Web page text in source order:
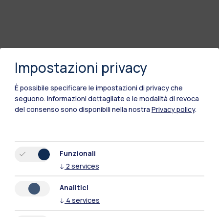
Impostazioni privacy
È possibile specificare le impostazioni di privacy che
seguono. Informazioni dettagliate e le modalità di revoca
del consenso sono disponibili nella nostra Privacy policy.
Funzionali
↓ 2 services
Analitici
↓ 4 services